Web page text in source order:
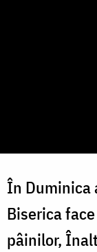
În Duminica
Biserica
pâinilor,